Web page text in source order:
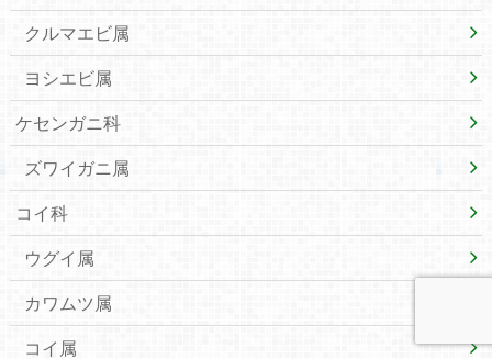
クルマエビ属
ヨシエビ属
ケセンガニ科
ズワイガニ属
コイ科
ウグイ属
カワムツ属
コイ属